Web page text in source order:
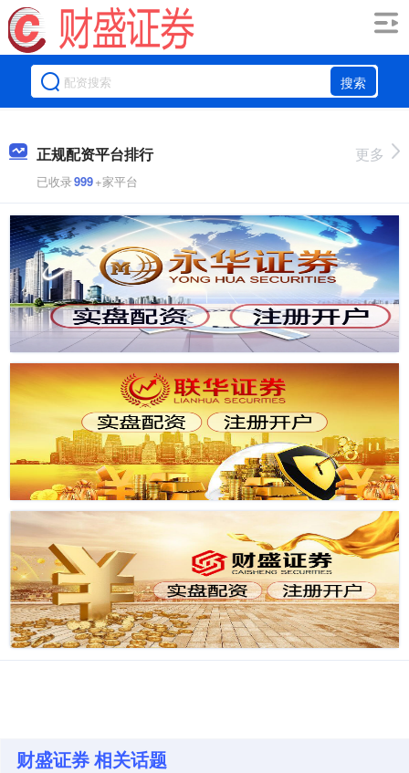
搜索
正规配资平台排行
已收录999+家平台
更多
财盛证券 相关话题